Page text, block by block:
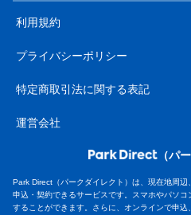
利用規約
プライバシーポリシー
特定商取引法に関する表記
運営会社
（パ
Park Direct（パークダイレクト）は、現在地周辺
申込・契約できるサービスです。スマホやパソ
することができます。さらに、オンラインで申